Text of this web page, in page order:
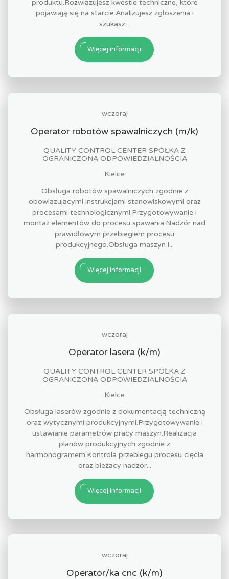
produktu.Rozwiązujesz kwestie techniczne, które
pojawiają się na starcie.Analizujesz zgłoszenia i
szukasz...
Więcej informacji
wczoraj
Operator robotów spawalniczych (m/k)
QUALITY CONTROL CENTER SPÓŁKA Z
OGRANICZONĄ ODPOWIEDZIALNOŚCIĄ
Kielce
Obsługa robotów spawalniczych zgodnie z
obowiązującymi instrukcjami stanowiskowymi oraz
procesami technologicznymi.Przygotowywanie i
montaż elementów do procesu spawania.Nadzór nad
prawidłowym przebiegiem procesu
produkcyjnego.Obsługa maszyn i...
Więcej informacji
wczoraj
Operator lasera (k/m)
QUALITY CONTROL CENTER SPÓŁKA Z
OGRANICZONĄ ODPOWIEDZIALNOŚCIĄ
Kielce
Obsługa laserów zgodnie z dokumentacją techniczną
oraz wytycznymi produkcyjnymi.Przygotowywanie i
ustawianie parametrów pracy maszyn.Realizacja
planów produkcyjnych zgodnie z
harmonogramem.Kontrola przebiegu procesu cięcia
oraz bieżący nadzór...
Więcej informacji
wczoraj
Operator/ka cnc (k/m)